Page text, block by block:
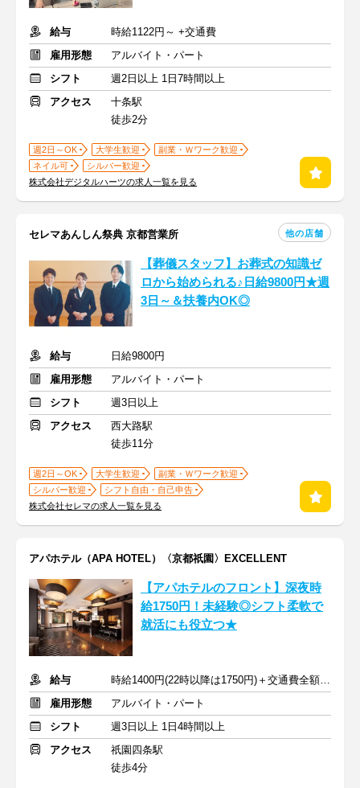
給与
時給1122円～ +交通費
雇用形態
アルバイト・パート
シフト
週2日以上 1日7時間以上
アクセス
十条駅
徒歩2分
週2日～OK 大学生歓迎
副業・Ｗワーク歓迎
ネイル可
シルバー歓迎
株式会社デジタルハーツの求人一覧を見る
セレマあんしん祭典 京都営業所 他の店舗
【葬儀スタッフ】お葬式の知識ゼ
ロから始められる♪日給9800円★週
3日～＆扶養内OK◎
給与
日給9800円
雇用形態
アルバイト・パート
シフト
週3日以上
アクセス
西大路駅
徒歩11分
週2日～OK 大学生歓迎
副業・Ｗワーク歓迎
シルバー歓迎
シフト自由・自己申告
株式会社セレマの求人一覧を見る
アパホテル（APA HOTEL）〈京都祇園〉EXCELLENT
【アパホテルのフロント】深夜時
給1750円！未経験◎シフト柔軟で
就活にも役立つ★
給与
時給1400円(22時以降は1750円)＋交通費全額支給
雇用形態
アルバイト・パート
シフト
週3日以上 1日4時間以上
アクセス
祇園四条駅
徒歩4分